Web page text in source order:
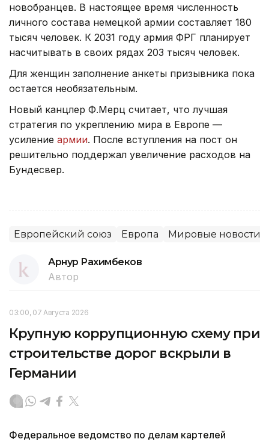
новобранцев. В настоящее время численность
личного состава немецкой армии составляет 180
тысяч человек. К 2031 году армия ФРГ планирует
насчитывать в своих рядах 203 тысяч человек.
Для женщин заполнение анкеты призывника пока
остается необязательным.
Новый канцлер Ф.Мерц считает, что лучшая
стратегия по укреплению мира в Европе —
усиление армии. После вступления на пост он
решительно поддержал увеличение расходов на
Бундесвер.
Европейский союз Европа Мировые новости
Арнур Рахимбеков
Автор
03:00, 07 Августа 2026
Крупную коррупционную схему при
строительстве дорог вскрыли в
Германии
Федеральное ведомство по делам картелей